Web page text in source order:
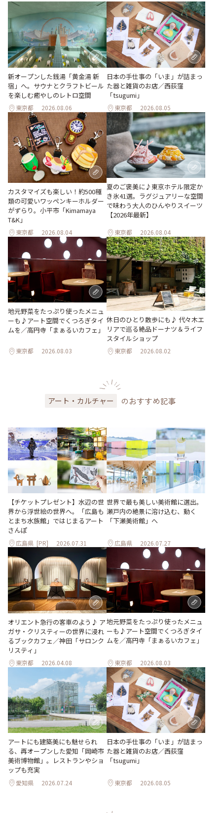
新オープンした銭湯「黄金湯 新
宿」へ。サウナとクラフトビール
を楽しむ癒やしのレトロ空間
東京都 2026.08.06
日本の手仕事の「いま」が詰まっ
た器と雑貨のお店／西荻窪
「tsugumi」
東京都 2026.08.05
カスタマイズも楽しい！約500種
類の可愛いワッペンキーホルダー
がずらり。小平市「Kimamaya
T&K」
東京都 2026.08.04
夏のご褒美に♪東京ホテル限定か
き氷41選。ラグジュアリーな空間
で味わう大人のひんやりスイーツ
【2026年最新】
東京都 2026.08.04
地元野菜をたっぷり使ったメニュ
ーも♪アート空間でくつろぎタイ
ムを／高円寺「まぁるいカフェ」
東京都 2026.08.03
休日のひとり散歩にも♪ 代々木エ
リアで巡る絶品ドーナツ＆ライフ
スタイルショップ
東京都 2026.08.02
アート・カルチャー のおすすめ記事
【チケットプレゼント】水辺の世
界から浮世絵の世界へ。「広島も
とまち水族館」ではじまるアート
さんぽ
広島県 [PR] 2026.07.31
世界で最も美しい美術館に選出。
瀬戸内の絶景に溶け込む、動く
「下瀬美術館」へ
広島県 2026.07.27
オリエント急行の客車のよう♪ ア
ガサ・クリスティーの世界に浸れ
るブックカフェ／神田「サロンク
リスティ」
東京都 2026.04.08
地元野菜をたっぷり使ったメニュ
ーも♪アート空間でくつろぎタイ
ムを／高円寺「まぁるいカフェ」
東京都 2026.08.03
アートにも建築美にも魅せられ
る、再オープンした愛知「岡崎市
美術博物館」。レストランやショ
ップも充実
愛知県 2026.07.24
日本の手仕事の「いま」が詰まっ
た器と雑貨のお店／西荻窪
「tsugumi」
東京都 2026.08.05